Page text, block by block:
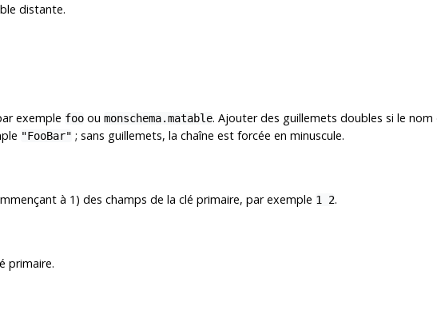
distante.
exemple foo ou monschema.matable. Ajouter des guillemets doubles si le
"FooBar" ; sans guillemets, la chaîne est forcée en minuscule.
à 1) des champs de la clé primaire, par exemple 1 2.
primaire.